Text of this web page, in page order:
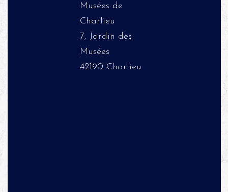
Musées de
Charlieu
7, Jardin des
Musées
42190 Charlieu